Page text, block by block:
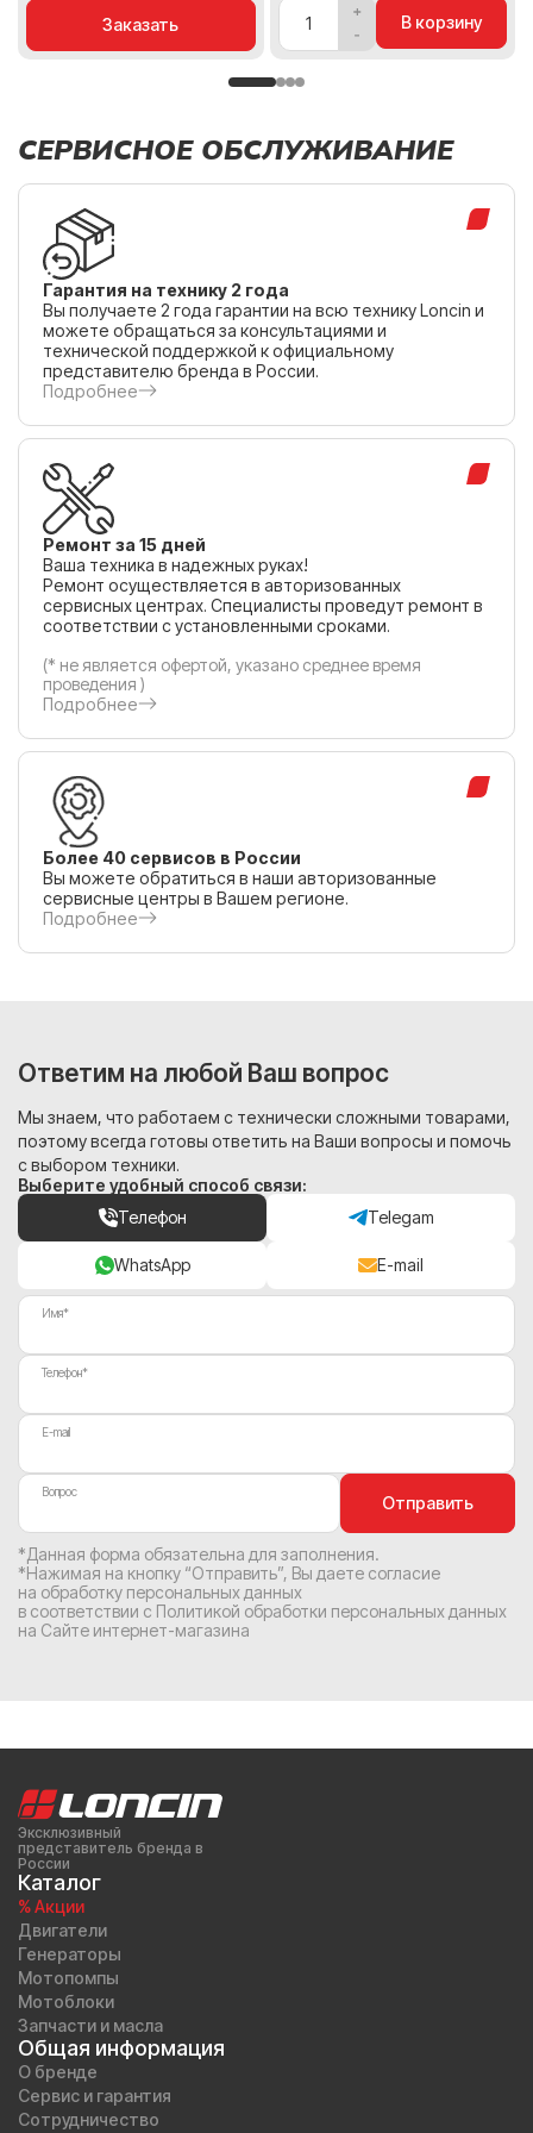
Заказать В корзину
СЕРВИСНОЕ ОБСЛУЖИВАНИЕ
Гарантия на технику 2 года
Вы получаете 2 года гарантии на всю технику Loncin и
можете обращаться за консультациями и
технической поддержкой к официальному
представителю бренда в России.
Подробнее
Ремонт за 15 дней
Ваша техника в надежных руках!
Ремонт осуществляется в авторизованных
сервисных центрах. Специалисты проведут ремонт в
соответствии с установленными сроками.
(* не является офертой, указано среднее время
проведения )
Подробнее
Более 40 сервисов в России
Вы можете обратиться в наши авторизованные
сервисные центры в Вашем регионе.
Подробнее
Ответим на любой Ваш вопрос
Мы знаем, что работаем с технически сложными товарами,
поэтому всегда готовы ответить на Ваши вопросы и помочь
с выбором техники.
Выберите удобный способ связи:
Телефон
Telegam
WhatsApp E-mail
Имя*
Телефон*
E-mail
Вопрос
Отправить
*Данная форма обязательна для заполнения.
*Нажимая на кнопку “Отправить”, Вы даете согласие
на обработку персональных данных
в соответствии с Политикой обработки персональных данных
на Сайте интернет-магазина
Эксклюзивный
представитель бренда в
России
Каталог
% Акции
Двигатели
Генераторы
Мотопомпы
Мотоблоки
Запчасти и масла
Общая информация
О бренде
Сервис и гарантия
Сотрудничество